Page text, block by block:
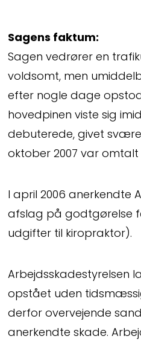
Sagens faktum:
Sagen vedrører en
voldsomt, men
efter nogle dage
hovedpinen viste sig
debuterede, givet
oktober 2007 var
I april 2006 anerkendte
afslag på godtgørelse
udgifter til kiropraktor).
Arbejdsskadestyrelsen
opstået uden
derfor overvejende
anerkendte skade.